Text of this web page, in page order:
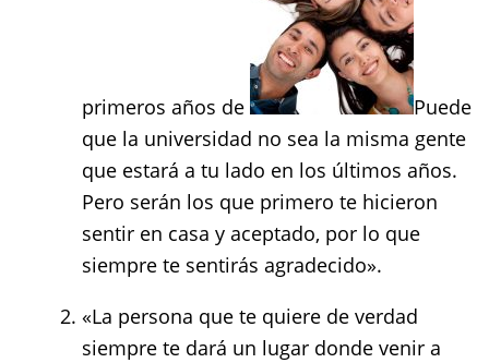
primeros años de
Puede
que la universidad no sea la misma gente
que estará a tu lado en los últimos años.
Pero serán los que primero te hicieron
sentir en casa y aceptado, por lo que
siempre te sentirás agradecido».
«La persona que te quiere de verdad
siempre te dará un lugar donde venir a